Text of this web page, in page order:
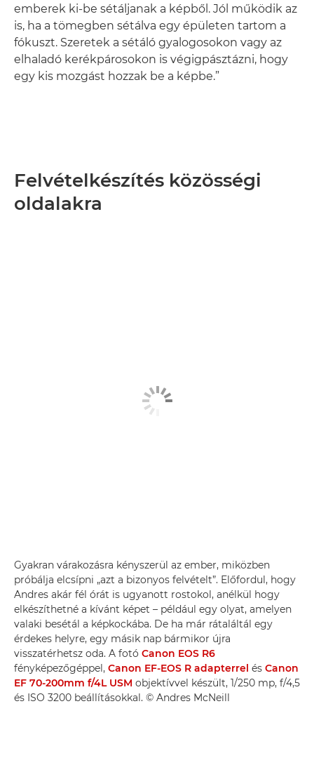
emberek ki-be sétáljanak a képből. Jól működik az
is, ha a tömegben sétálva egy épületen tartom a
fókuszt. Szeretek a sétáló gyalogosokon vagy az
elhaladó kerékpárosokon is végigpásztázni, hogy
egy kis mozgást hozzak be a képbe.”
Felvételkészítés közösségi
oldalakra
Gyakran várakozásra kényszerül az ember, miközben
próbálja elcsípni „azt a bizonyos felvételt”. Előfordul, hogy
Andres akár fél órát is ugyanott rostokol, anélkül hogy
elkészíthetné a kívánt képet – például egy olyat, amelyen
valaki besétál a képkockába. De ha már rátaláltál egy
érdekes helyre, egy másik nap bármikor újra
visszatérhetsz oda. A fotó Canon EOS R6
fényképezőgéppel, Canon EF-EOS R adapterrel és Canon
EF 70-200mm f/4L USM objektívvel készült, 1/250 mp, f/4,5
és ISO 3200 beállításokkal. © Andres McNeill